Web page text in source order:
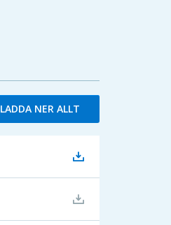
LADDA NER ALLT